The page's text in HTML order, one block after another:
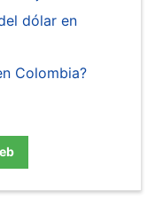
dólar en
Colombia?